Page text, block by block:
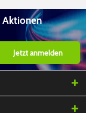
Aktionen
Jetzt anmelden